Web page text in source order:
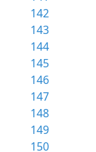
142
143
144
145
146
147
148
149
150